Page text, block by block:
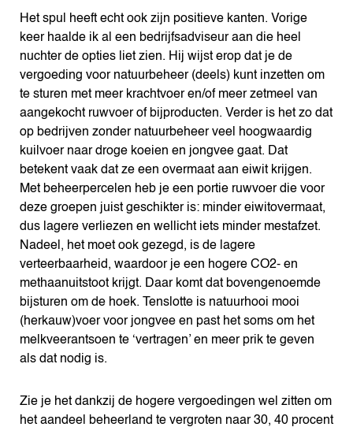
Het spul heeft echt ook zijn positieve kanten. Vorige
keer haalde ik al een bedrijfsadviseur aan die heel
nuchter de opties liet zien. Hij wijst erop dat je de
vergoeding voor natuurbeheer (deels) kunt inzetten om
te sturen met meer krachtvoer en/of meer zetmeel van
aangekocht ruwvoer of bijproducten. Verder is het zo dat
op bedrijven zonder natuurbeheer veel hoogwaardig
kuilvoer naar droge koeien en jongvee gaat. Dat
betekent vaak dat ze een overmaat aan eiwit krijgen.
Met beheerpercelen heb je een portie ruwvoer die voor
deze groepen juist geschikter is: minder eiwitovermaat,
dus lagere verliezen en wellicht iets minder mestafzet.
Nadeel, het moet ook gezegd, is de lagere
verteerbaarheid, waardoor je een hogere CO2- en
methaanuitstoot krijgt. Daar komt dat bovengenoemde
bijsturen om de hoek. Tenslotte is natuurhooi mooi
(herkauw)voer voor jongvee en past het soms om het
melkveerantsoen te ‘vertragen’ en meer prik te geven
als dat nodig is.
Zie je het dankzij de hogere vergoedingen wel zitten om
het aandeel beheerland te vergroten naar 30, 40 procent